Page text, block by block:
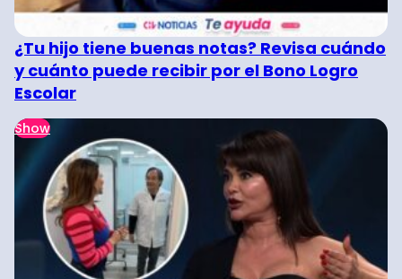
¿Tu hijo tiene buenas notas? Revisa cuándo
y cuánto puede recibir por el Bono Logro
Escolar
Show